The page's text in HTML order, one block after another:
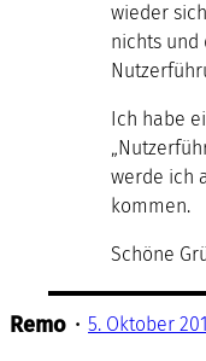
wieder
nichts und
Ich habe
werde ich
kommen.
Schöne
Remo • 5. Oktober